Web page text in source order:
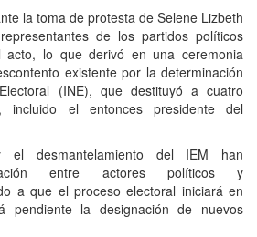
la toma de protesta de Selene Lizbeth
de los partidos políticos
acto, lo que derivó en una ceremonia
existente por la determinación
(INE), que destituyó a cuatro
incluido el entonces presidente del
el desmantelamiento del IEM han
entre actores políticos y
a que el proceso electoral iniciará en
pendiente la designación de nuevos